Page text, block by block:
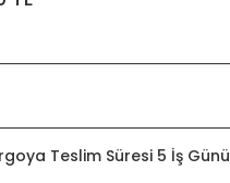
Teslim Süresi 5 İş Günü